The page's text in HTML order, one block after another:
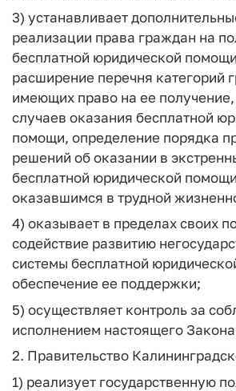
3) устанавливает
реализации права граждан на
бесплатной юридической
расширение перечня категорий
имеющих право на ее
случаев оказания бесплатной
помощи, определение порядка
решений об оказании в
бесплатной юридической
оказавшимся в трудной
4) оказывает в пределах своих
содействие развитию
системы бесплатной
обеспечение ее поддержки;
5) осуществляет контроль за
исполнением настоящего
2. Правительство
1) реализует государственную